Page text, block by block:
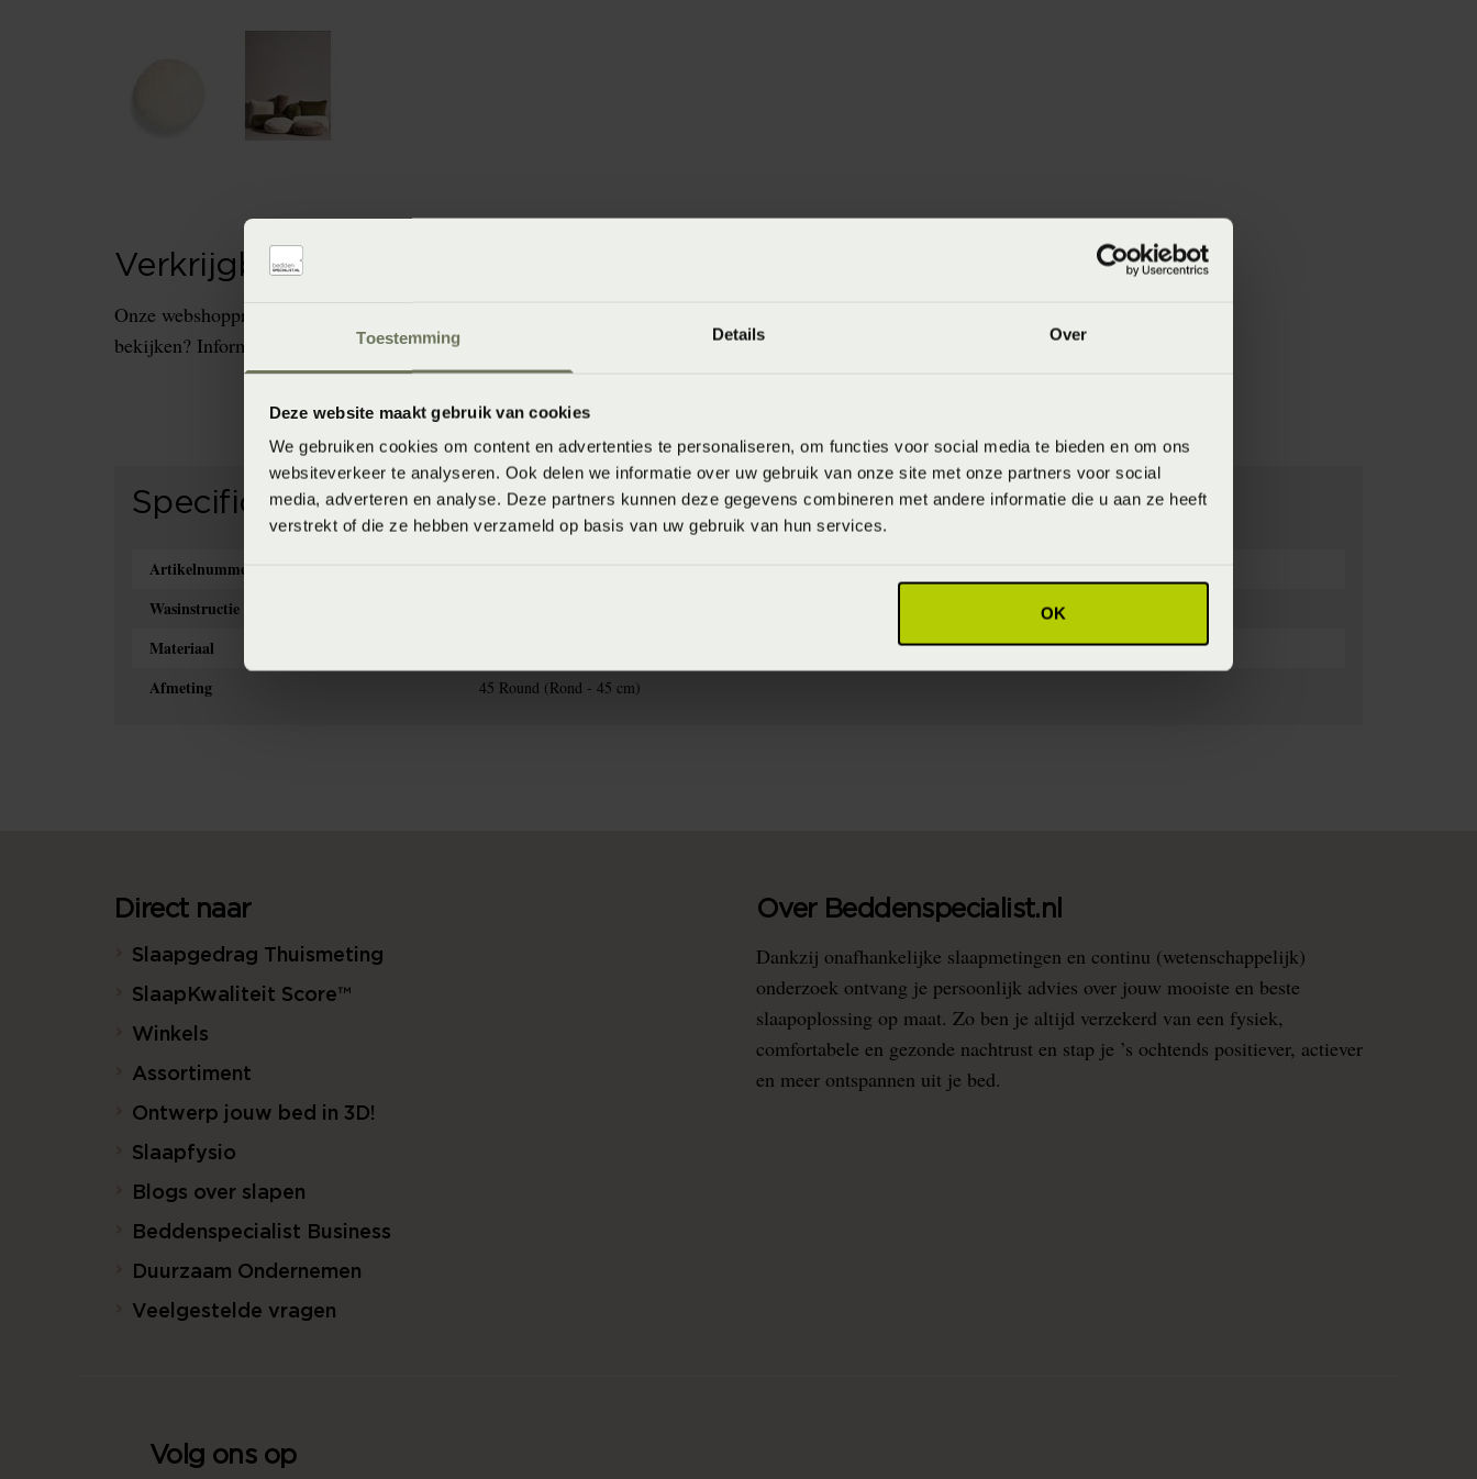
Toestemming Details Over
Deze website maakt gebruik van cookies
We gebruiken cookies om content en advertenties te personaliseren, om functies voor social media te bieden en om ons
websiteverkeer te analyseren. Ook delen we informatie over uw gebruik van onze site met onze partners voor social
media, adverteren en analyse. Deze partners kunnen deze gegevens combineren met andere informatie die u aan ze heeft
verstrekt of die ze hebben verzameld op basis van uw gebruik van hun services.
OK
Verkrijgbaarheid in de winkels
Onze webshopproducten zijn niet altijd verkrijgbaar in de winkel. Wil je het product in de winkel
bekijken? Informeer dan eerst naar de beschikbaarheid.
Specificaties
Artikelnummer
Wasinstructie
Materiaal
Afmeting 45 Round (Rond - 45 cm)
Direct naar
Slaapgedrag Thuismeting
SlaapKwaliteit Score™
Winkels
Assortiment
Ontwerp jouw bed in 3D!
Slaapfysio
Blogs over slapen
Beddenspecialist Business
Duurzaam Ondernemen
Veelgestelde vragen
Over Beddenspecialist.nl
Dankzij onafhankelijke slaapmetingen en continu (wetenschappelijk)
onderzoek ontvang je persoonlijk advies over jouw mooiste en beste
slaapoplossing op maat. Zo ben je altijd verzekerd van een fysiek,
comfortabele en gezonde nachtrust en stap je ’s ochtends positiever, actiever
en meer ontspannen uit je bed.
Volg ons op